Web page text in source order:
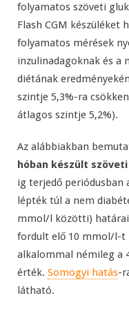
folyamatos szöveti
Flash CGM készüléket
folyamatos mérések
inzulinadagoknak és
diétának
szintje 5,3%-ra
átlagos szintje 5,2%).
Az alábbiakban
hóban készült
ig terjedő
lépték túl a nem
mmol/l közötti)
fordult elő 10 mmol/l-t
alkalommal némileg a
érték. Somogyi hatás-
látható.